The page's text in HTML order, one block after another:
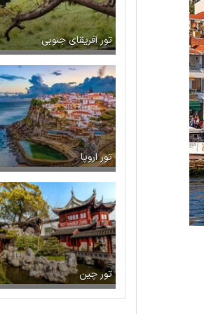
تور آفریقای جنوبی
تور اروپا
تور چین